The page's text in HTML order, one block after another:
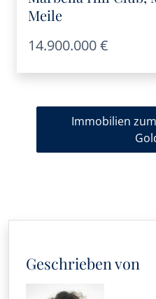
Meile
14.900.000 €
Immobilien
Geschrieben von